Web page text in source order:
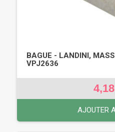
BAGUE - LANDINI,
VPJ2636
AJOUTER